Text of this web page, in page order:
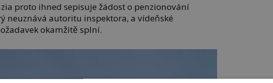
proto ihned sepisuje žádost o penzionování
neuznává autoritu inspektora, a vídeňské
okamžitě splní.